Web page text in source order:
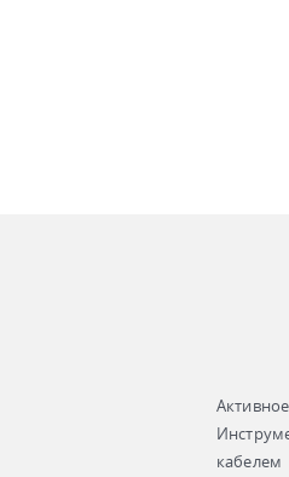
кабелем